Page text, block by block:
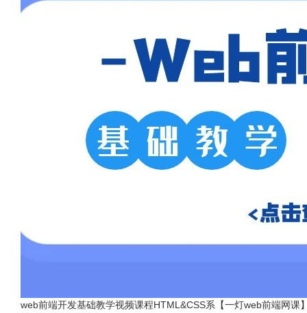
web前端开发基础教学视频课程HTML&CSS系【一灯web前端网课